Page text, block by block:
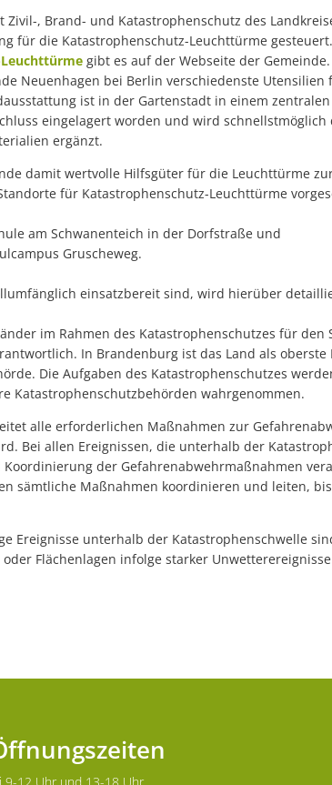
Zivil-, Brand- und Katastrophenschutz des
für die Katastrophenschutz-Leuchttürme
gibt es auf der Webseite der
Neuenhagen bei Berlin verschiedenste
ist in der Gartenstadt in einem
eingelagert worden und wird
ergänzt.
damit wertvolle Hilfsgüter für die Leuchttürme
für Katastrophenschutz-Leuchttürme
am Schwanenteich in der Dorfstraße und
Gruscheweg.
einsatzbereit sind, wird hierüber
im Rahmen des Katastrophenschutzes für den
In Brandenburg ist das Land als
Die Aufgaben des Katastrophenschutzes
Katastrophenschutzbehörden wahrgenommen.
alle erforderlichen Maßnahmen zur
Bei allen Ereignissen, die unterhalb der
der Gefahrenabwehrmaßnahmen
sämtliche Maßnahmen koordinieren und leiten,
Ereignisse unterhalb der Katastrophenschwelle
Flächenlagen infolge starker